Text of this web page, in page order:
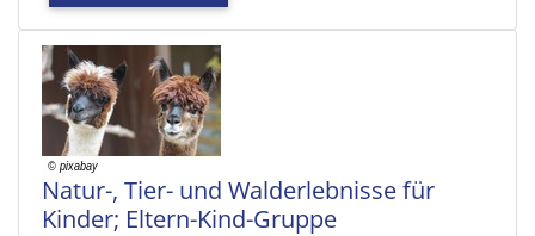
Natur-, Tier- und Walderlebnisse für
Kinder; Eltern-Kind-Gruppe